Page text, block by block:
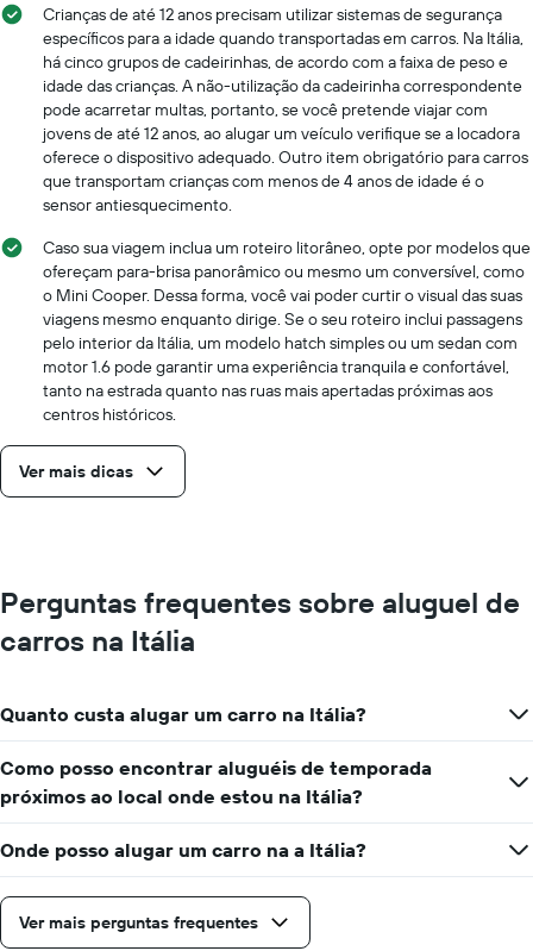
Crianças de até 12 anos precisam utilizar sistemas de segurança
específicos para a idade quando transportadas em carros. Na Itália,
há cinco grupos de cadeirinhas, de acordo com a faixa de peso e
idade das crianças. A não-utilização da cadeirinha correspondente
pode acarretar multas, portanto, se você pretende viajar com
jovens de até 12 anos, ao alugar um veículo verifique se a locadora
oferece o dispositivo adequado. Outro item obrigatório para carros
que transportam crianças com menos de 4 anos de idade é o
sensor antiesquecimento.
Caso sua viagem inclua um roteiro litorâneo, opte por modelos que
ofereçam para-brisa panorâmico ou mesmo um conversível, como
o Mini Cooper. Dessa forma, você vai poder curtir o visual das suas
viagens mesmo enquanto dirige. Se o seu roteiro inclui passagens
pelo interior da Itália, um modelo hatch simples ou um sedan com
motor 1.6 pode garantir uma experiência tranquila e confortável,
tanto na estrada quanto nas ruas mais apertadas próximas aos
centros históricos.
Ver mais dicas
Perguntas frequentes sobre aluguel de
carros na Itália
Quanto custa alugar um carro na Itália?
Como posso encontrar aluguéis de temporada
próximos ao local onde estou na Itália?
Onde posso alugar um carro na a Itália?
Ver mais perguntas frequentes